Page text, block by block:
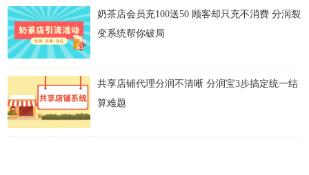
奶茶店会员充100送50 顾客却只充不消费 分润裂
变系统帮你破局
共享店铺代理分润不清晰 分润宝3步搞定统一结
算难题